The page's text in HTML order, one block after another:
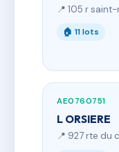
📍 105 r
🏠 11 lots
AE0760751
L ORSIERE
📍 927 rte du